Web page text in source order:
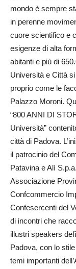
mondo è sempre
in perenne
cuore scientifico e
esigenze di alta
abitanti e più di
Università e Città
proprio come le
Palazzo Moroni.
“800 ANNI DI
Università”
città di Padova.
il patrocinio del
Patavina e Alì
Associazione
Confcommercio
Confesercenti del
di incontri che
illustri speakers
Padova, con lo
temi importanti